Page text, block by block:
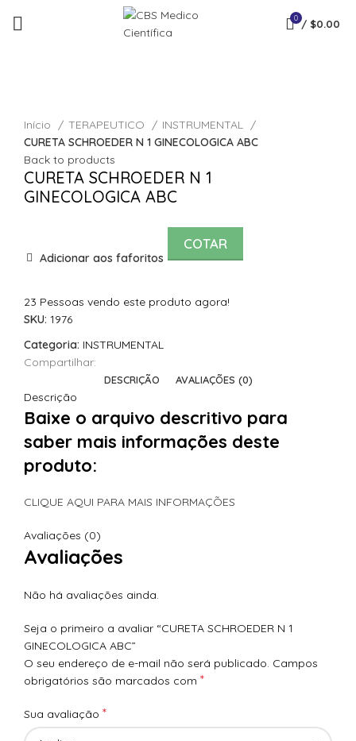
0 / $0.00
Início
TERAPEUTICO
INSTRUMENTAL
CURETA SCHROEDER N 1 GINECOLOGICA ABC
Back to products
CURETA SCHROEDER N 1
GINECOLOGICA ABC
Adicionar aos faforitos
COTAR
23 Pessoas vendo este produto agora!
SKU: 1976
Categoria: INSTRUMENTAL
Compartilhar:
DESCRIÇÃO AVALIAÇÕES (0)
Descrição
Baixe o arquivo descritivo para
saber mais informações deste
produto:
CLIQUE AQUI PARA MAIS INFORMAÇÕES
Avaliações (0)
Avaliações
Não há avaliações ainda.
Seja o primeiro a avaliar “CURETA SCHROEDER N 1
GINECOLOGICA ABC”
O seu endereço de e-mail não será publicado. Campos
obrigatórios são marcados com *
Sua avaliação *